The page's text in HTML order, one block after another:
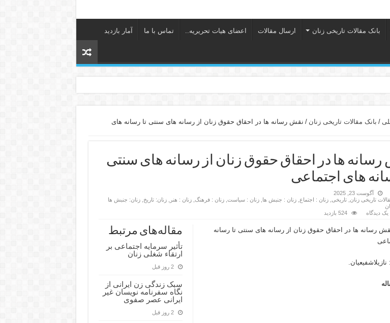
بانک مقالات تاریخی زنان ارسال مقالات اعضای هیات تحریریه.. تماس با ما آمار بازدید
/ بانک مقالات تاریخی زنان / نقش رسانه ها در احقاق حقوق زنان از رسانه های سنتی تا رسانه های
ها در احقاق حقوق زنان از رسانه های سنتی
های اجتماعی
آگوست 23, 2025
تاریخی زنان ,تاریخی ,زنان : اجتماع ,زنان : جنبش ها ,زنان : سیاست ,زنان : فرهنگ ,زنان : هنر ,زنان: تاریخ ,زنان: جنبش ها
دیدگاه
524 بازدید
مقاله‌های مرتبط
تأثیر سرمایه اجتماعی بر
ارتقاء شغلی زنان
2 روز قبل
سبک زندگی زن ایرانی از
نگاه سفرنامه نویسان غیر
ایرانی عصر صفوی
2 روز قبل
رسانه ها در احقاق حقوق زنان از رسانه های سنتی تا رسانه